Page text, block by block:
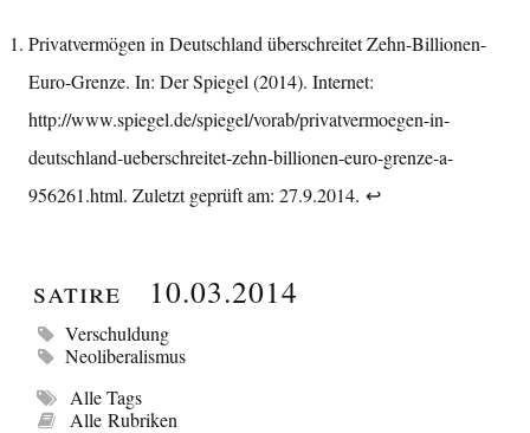
Privatvermögen in Deutschland überschreitet Zehn-Billionen-
Euro-Grenze. In: Der Spiegel (2014). Internet:
http://www.spiegel.de/spiegel/vorab/privatvermoegen-in-
deutschland-ueberschreitet-zehn-billionen-euro-grenze-a-
956261.html. Zuletzt geprüft am: 27.9.2014. ↩︎
Satire 10.03.2014
Verschuldung
Neoliberalismus
Alle Tags
Alle Rubriken